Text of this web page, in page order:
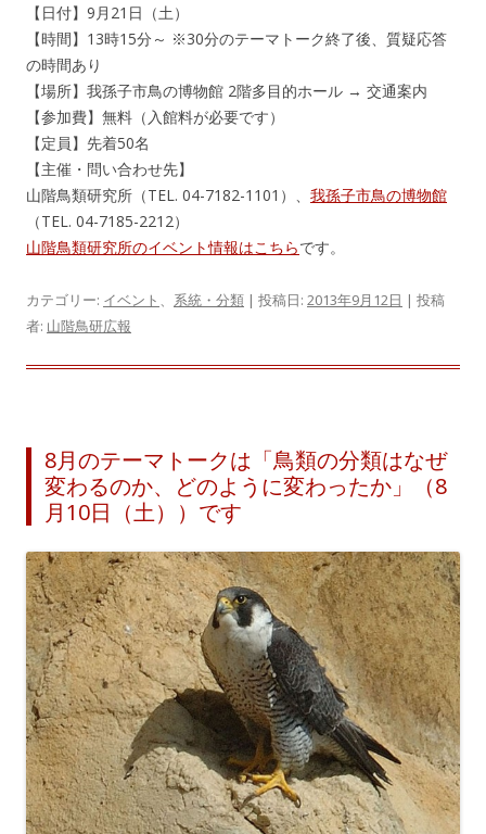
【日付】9月21日（土）
【時間】13時15分～ ※30分のテーマトーク終了後、質疑応答
の時間あり
【場所】我孫子市鳥の博物館 2階多目的ホール → 交通案内
【参加費】無料（入館料が必要です）
【定員】先着50名
【主催・問い合わせ先】
山階鳥類研究所（TEL. 04-7182-1101）、 我孫子市鳥の博物館
（TEL. 04-7185-2212）
山階鳥類研究所のイベント情報はこちらです。
カテゴリー: イベント 、 系統・分類 | 投稿日: 2013年9月12日 | 投稿
者: 山階鳥研広報
8月のテーマトークは「鳥類の分類はなぜ
変わるのか、どのように変わったか」（8
月10日（土））です